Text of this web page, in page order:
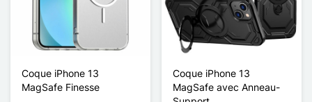
Coque iPhone 13
MagSafe Finesse
Coque iPhone 13
MagSafe avec Anneau-